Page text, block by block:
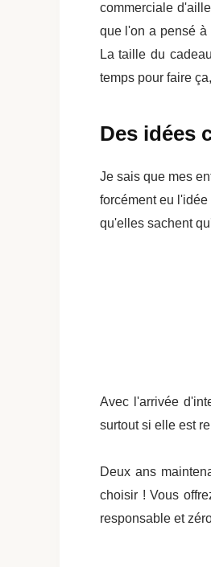
commerciale
que l'on a pensé à
La taille du
temps pour faire
Des idées
Je sais que mes
forcément eu
qu'elles sachent
Avec l'arrivée
surtout si elle est
Deux ans
choisir ! Vous
responsable et